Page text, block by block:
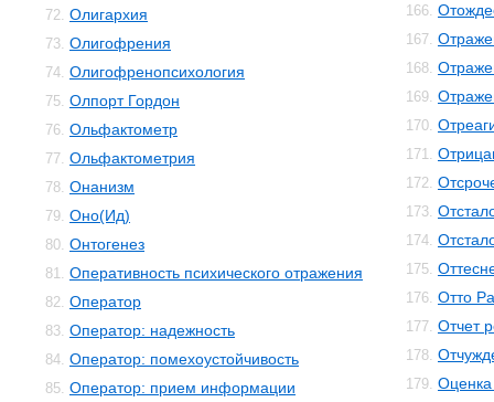
72. Олигархия
73. Олигофрения
74. Олигофренопсихология
75. Олпорт Гордон
76. Ольфактометр
77. Ольфактометрия
78. Онанизм
79. Оно(Ид)
80. Онтогенез
81. Оперативность психического отражения
82. Оператор
83. Оператор: надежность
84. Оператор: помехоустойчивость
85. Оператор: прием информации
166.
167.
168.
169.
170.
171.
172.
173.
174.
175.
176. Отто
177. Отчет
178.
179. Оценка